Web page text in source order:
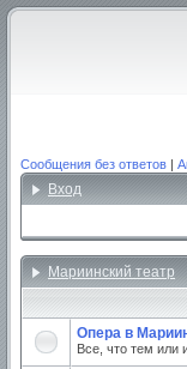
Сообщения без ответов |
Вход
Мариинский театр
Опера в
Все, что тем или